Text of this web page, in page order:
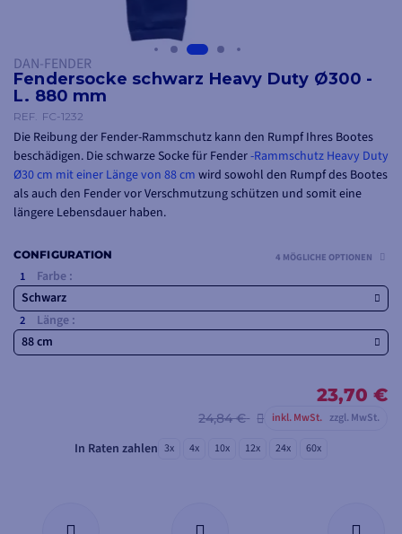
DAN-FENDER
Fendersocke schwarz Heavy Duty Ø300 -
L. 880 mm
REF. FC-1232
Die Reibung der Fender-Rammschutz kann den Rumpf Ihres Bootes
beschädigen. Die schwarze Socke für Fender-Rammschutz Heavy Duty
Ø30 cm mit einer Länge von 88 cm wird sowohl den Rumpf des Bootes
als auch den Fender vor Verschmutzung schützen und somit eine
längere Lebensdauer haben.
Außerdem können Sie sie ganz einfach in die Waschmaschine stecken.
CONFIGURATION
Farbe :
Schwarz
Länge :
88 cm
4 MÖGLICHE OPTIONEN
23,70 €
24,84 € inkl. MwSt. zzgl. MwSt.
In Raten zahlen 3x 4x 10x 12x 24x 60x